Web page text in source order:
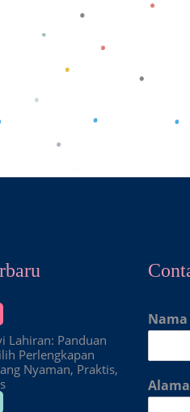
Lahiran: Panduan
Perlengkapan
Nyaman, Praktis,